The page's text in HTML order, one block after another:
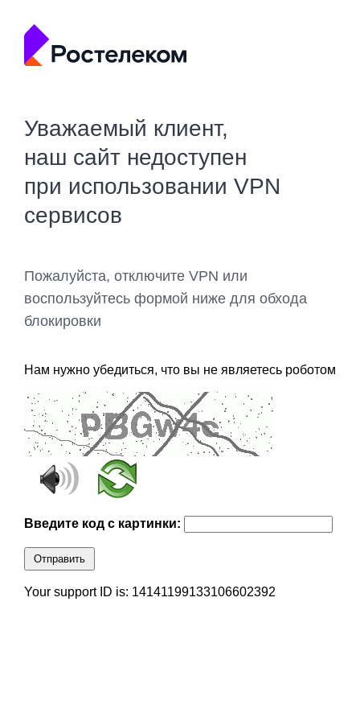
Уважаемый клиент,
наш сайт недоступен
при использовании VPN
сервисов
Пожалуйста, отключите VPN или
воспользуйтесь формой ниже для обхода
блокировки
Нам нужно убедиться, что вы не являетесь роботом
Введите код с картинки:
Отправить
Your support ID is: 14141199133106602392